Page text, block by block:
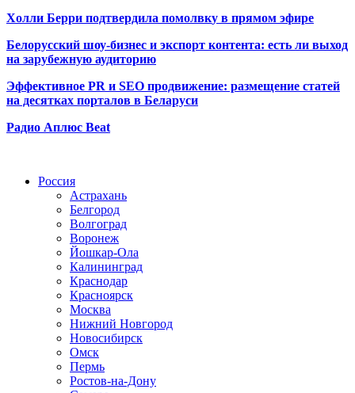
Холли Берри подтвердила помолвку в прямом эфире
Белорусский шоу-бизнес и экспорт контента: есть ли выход
на зарубежную аудиторию
Эффективное PR и SEO продвижение: размещение статей
на десятках порталов в Беларуси
Радио Аплюс Beat
Россия
Астрахань
Белгород
Волгоград
Воронеж
Йошкар-Ола
Калининград
Краснодар
Красноярск
Москва
Нижний Новгород
Новосибирск
Омск
Пермь
Ростов-на-Дону